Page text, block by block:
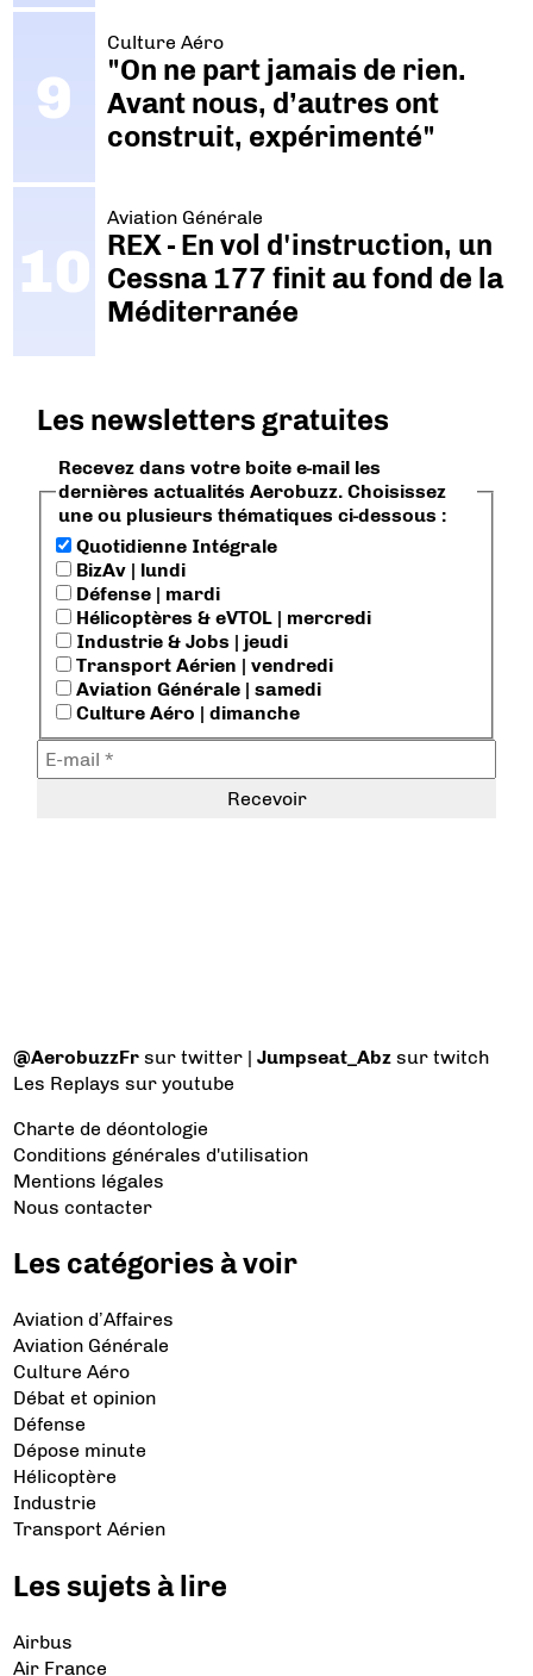
Culture Aéro
"On ne part jamais de rien.
Avant nous, d’autres ont
construit, expérimenté"
Aviation Générale
REX - En vol d'instruction, un
Cessna 177 finit au fond de la
Méditerranée
Les newsletters gratuites
Recevez dans votre boite e-mail les
dernières actualités Aerobuzz. Choisissez
une ou plusieurs thématiques ci-dessous :
Quotidienne Intégrale
BizAv | lundi
Défense | mardi
Hélicoptères & eVTOL | mercredi
Industrie & Jobs | jeudi
Transport Aérien | vendredi
Aviation Générale | samedi
Culture Aéro | dimanche
@AerobuzzFr sur twitter |Jumpseat_Abz sur twitch
Les Replays sur youtube
Charte de déontologie
Conditions générales d'utilisation
Mentions légales
Nous contacter
Les catégories à voir
Aviation d’Affaires
Aviation Générale
Culture Aéro
Débat et opinion
Défense
Dépose minute
Hélicoptère
Industrie
Transport Aérien
Les sujets à lire
Airbus
Air France